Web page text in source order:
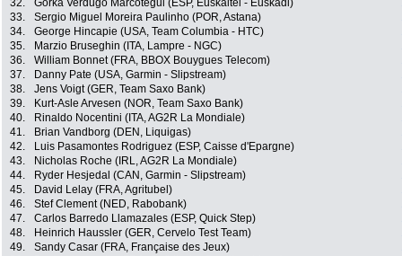
32.
Gorka Verdugo Marcotegui (ESP, Euskaltel - Euskadi)
33.
Sergio Miguel Moreira Paulinho (POR, Astana)
34.
George Hincapie (USA, Team Columbia - HTC)
35.
Marzio Bruseghin (ITA, Lampre - NGC)
36.
William Bonnet (FRA, BBOX Bouygues Telecom)
37.
Danny Pate (USA, Garmin - Slipstream)
38.
Jens Voigt (GER, Team Saxo Bank)
39.
Kurt-Asle Arvesen (NOR, Team Saxo Bank)
40.
Rinaldo Nocentini (ITA, AG2R La Mondiale)
41.
Brian Vandborg (DEN, Liquigas)
42.
Luis Pasamontes Rodriguez (ESP, Caisse d'Epargne)
43.
Nicholas Roche (IRL, AG2R La Mondiale)
44.
Ryder Hesjedal (CAN, Garmin - Slipstream)
45.
David Lelay (FRA, Agritubel)
46.
Stef Clement (NED, Rabobank)
47.
Carlos Barredo Llamazales (ESP, Quick Step)
48.
Heinrich Haussler (GER, Cervelo Test Team)
49.
Sandy Casar (FRA, Française des Jeux)